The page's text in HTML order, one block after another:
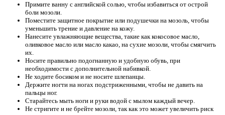
Примите ванну с английской солью, чтобы избавиться от острой
боли мозоли.
Поместите защитное покрытие или подушечки на мозоль, чтобы
уменьшить трение и давление на кожу.
Нанесите увлажняющие вещества, такие как кокосовое масло,
оливковое масло или масло какао, на сухие мозоли, чтобы смягчить
их.
Носите правильно подогнанную и удобную обувь, при
необходимости с дополнительной набивкой.
Не ходите босиком и не носите шлепанцы.
Держите ногти на ногах подстриженными, чтобы не давить на
пальцы ног.
Старайтесь мыть ноги и руки водой с мылом каждый вечер.
Не стригите и не брейте мозоли, так как это может увеличить риск